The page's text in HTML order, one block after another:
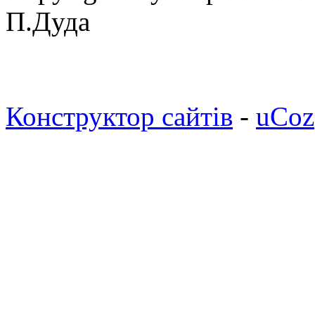
П.Дуда
Конструктор сайтів - uCoz